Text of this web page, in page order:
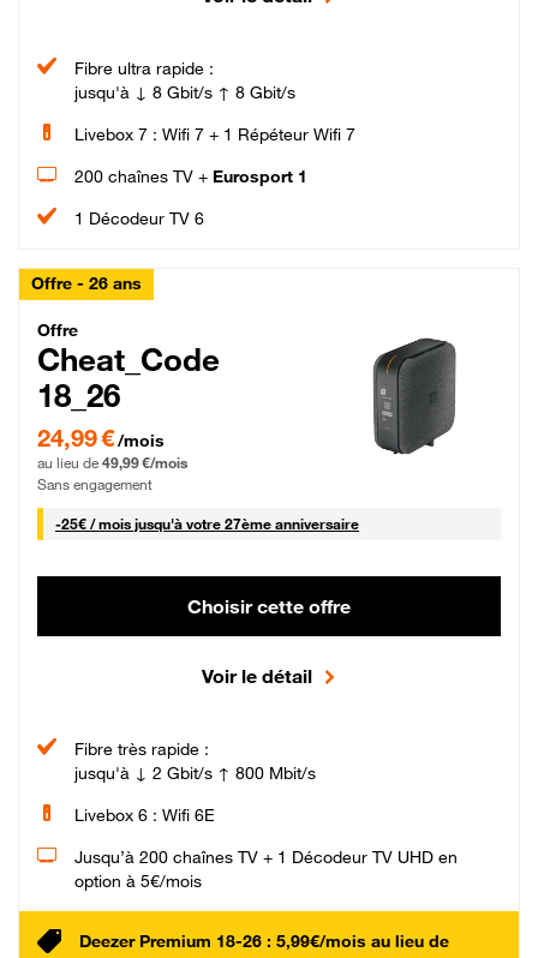
Fibre ultra rapide :
jusqu'à ↓ 8 Gbit/s ↑ 8 Gbit/s
Livebox 7 : Wifi 7 + 1 Répéteur Wifi 7
200 chaînes TV + Eurosport 1
1 Décodeur TV 6
Offre - 26 ans
Cheat_Code Fibre_18_26
Offre
Cheat_Code
18_26
24,99 € par mois pendant 0 mois puis 49,99 € par mois, Sans engagement
24,99 €/mois
au lieu de 49,99 €/mois
Sans engagement
-25€ / mois25 € par mois
jusqu'à votre 27ème anniversaire
Choisir cette offre
Voir le détail
Fibre très rapide :
jusqu'à ↓ 2 Gbit/s ↑ 800 Mbit/s
Livebox 6 : Wifi 6E
Jusqu’à 200 chaînes TV + 1 Décodeur TV UHD en
option à 5€/mois
Deezer Premium 18-26 : 5,99€/mois au lieu de